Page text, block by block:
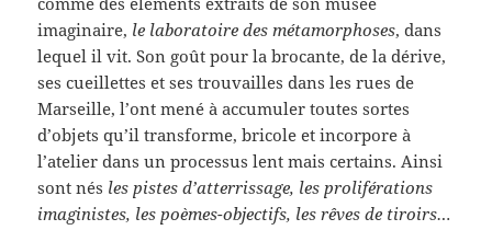
imaginaire, le laboratoire des métamorphoses, dans
lequel il vit. Son goût pour la brocante, de la dérive,
ses cueillettes et ses trouvailles dans les rues de
Marseille, l’ont mené à accumuler toutes sortes
d’objets qu’il transforme, bricole et incorpore à
l’atelier dans un processus lent mais certains. Ainsi
sont nés les pistes d’atterrissage, les proliférations
imaginistes, les poèmes-objectifs, les rêves de tiroirs…